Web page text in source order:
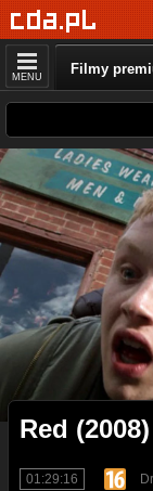
MENU Filmy
Red
01:29:16